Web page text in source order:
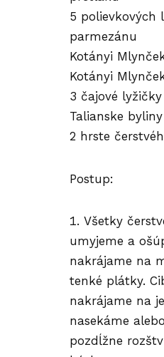
5 polievkových
parmezánu
Kotányi
Kotányi
3 čajové
Talianske byliny
2 hrste
Postup:
Všetky
umyjeme a
nakrájame na
tenké plátky.
nakrájame na
nasekáme
pozdĺžne